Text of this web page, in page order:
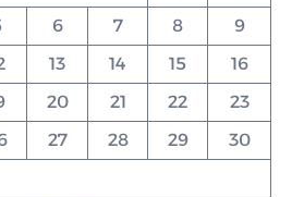
6 7 8
9
13 14 15
16
20 21 22
23
27 28 29
30